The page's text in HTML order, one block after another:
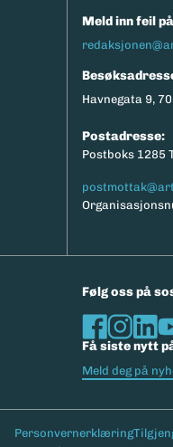
Meld inn feil
Havnegata 9,
Postadresse:
Postboks 1285
Følg oss på
Få siste nytt
Meld deg på
Bunntekst
Personvernerklæring